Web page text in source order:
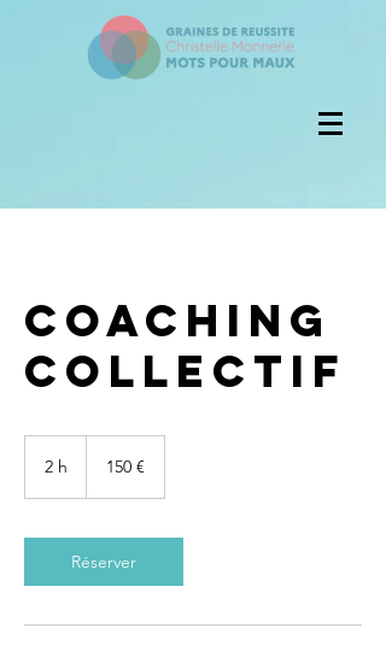
Coaching
collectif
2 h 150 €
Réserver